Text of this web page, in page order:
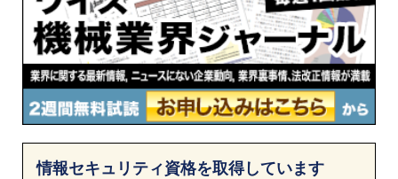
情報セキュリティ資格を取得しています